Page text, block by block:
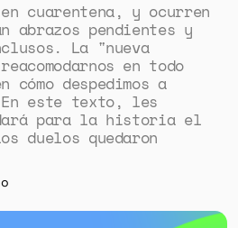
cuarentena, y ocurren
abrazos pendientes y
La "nueva
en todo
despedimos a
En este texto, les
para la historia el
duelos quedaron